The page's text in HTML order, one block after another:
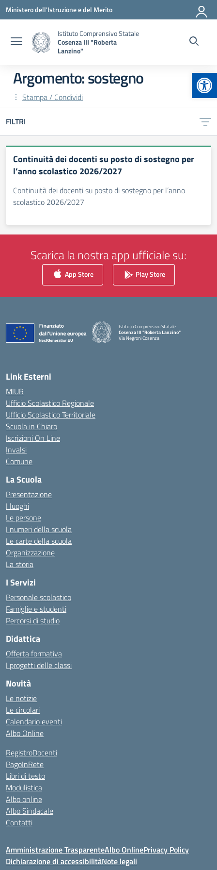
Vai ai contenuti
Vai al menu di navigazione
Vai al footer
Ministero dell'Istruzione e del Merito
Istituto Comprensivo Statale
Cosenza III "Roberta
Lanzino"
Argomento: sostegno
Stampa / Condividi
FILTRI
Continuità dei docenti su posto di sostegno per
l’anno scolastico 2026/2027
Continuità dei docenti su posto di sostegno per l’anno
scolastico 2026/2027
Scarica la nostra app ufficiale su:
App Store Play Store
Istituto Comprensivo Statale
Cosenza III "Roberta Lanzino"
Via Negroni Cosenza
— Visita la pagina iniziale della scuola
Link Esterni
MIUR
Ufficio Scolastico Regionale
Ufficio Scolastico Territoriale
Scuola in Chiaro
Iscrizioni On Line
Invalsi
Comune
La Scuola
Presentazione
I luoghi
Le persone
I numeri della scuola
Le carte della scuola
Organizzazione
La storia
I Servizi
Personale scolastico
Famiglie e studenti
Percorsi di studio
Didattica
Offerta formativa
I progetti delle classi
Novità
Le notizie
Le circolari
Calendario eventi
Albo Online
RegistroDocenti
PagoInRete
Libri di testo
Modulistica
Albo online
Albo Sindacale
Contatti
Amministrazione TrasparenteAlbo OnlinePrivacy Policy
Dichiarazione di accessibilitàNote legali